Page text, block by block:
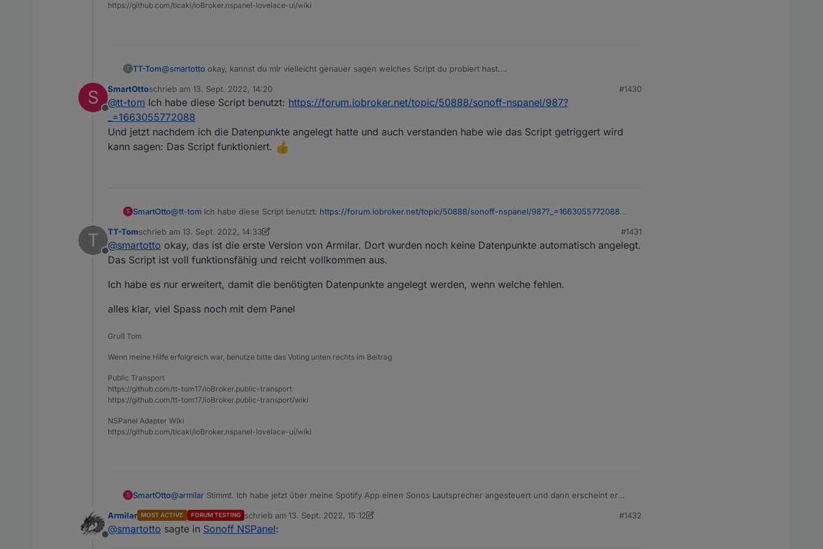
Terrasse ist ein SonosOne
https://github.com/ticaki/ioBroker.nspanel-lovelace-ui/wiki
T TT-Tom@smartotto okay, kannst du mir vielleicht genauer sagen welches Script du probiert hast.
S
Offline
SmartOttoschrieb am 13. Sept. 2022, 14:20
zuletzt editiert von
#1430
@tt-tom Ich habe diese Script benutzt: https://forum.iobroker.net/topic/50888/sonoff-nspanel/987?
_=1663055772088
Und jetzt nachdem ich die Datenpunkte angelegt hatte und auch verstanden habe wie das Script getriggert wird
kann sagen: Das Script funktioniert.
S SmartOtto@tt-tom Ich habe diese Script benutzt: https://forum.iobroker.net/topic/50888/sonoff-nspanel/987?_=1663055772088
sagen: Das Script funktioniert.
T
Offline
TT-Tomschrieb am 13. Sept. 2022, 14:33
zuletzt editiert von TT-Tom
#1431
@smartotto okay, das ist die erste Version von Armilar. Dort wurden noch keine Datenpunkte automatisch angelegt.
Das Script ist voll funktionsfähig und reicht vollkommen aus.
Ich habe es nur erweitert, damit die benötigten Datenpunkte angelegt werden, wenn welche fehlen.
alles klar, viel Spass noch mit dem Panel
Gruß Tom
Wenn meine Hilfe erfolgreich war, benutze bitte das Voting unten rechts im Beitrag
Public Transport
https://github.com/tt-tom17/ioBroker.public-transport
https://github.com/tt-tom17/ioBroker.public-transport/wiki
NSPanel Adapter Wiki
https://github.com/ticaki/ioBroker.nspanel-lovelace-ui/wiki
S SmartOtto@armilar Stimmt. Ich habe jetzt über meine Spotify App einen Sonos Lautsprecher angesteuert und dann erscheint er
gemacht und heute morgen war er nicht in der Liste.
Offline
Armilar MOST ACTIVE FORUM TESTING schrieb am13. Sept. 2022, 15:12
zuletzt editiert von Armilar
#1432
@smartotto sagte in Sonoff NSPanel: